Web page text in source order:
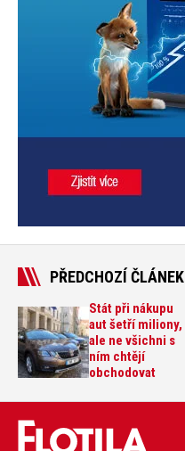
PŘEDCHOZÍ ČLÁNEK
Stát při nákupu
aut šetří miliony,
ale ne všichni s
ním chtějí
obchodovat